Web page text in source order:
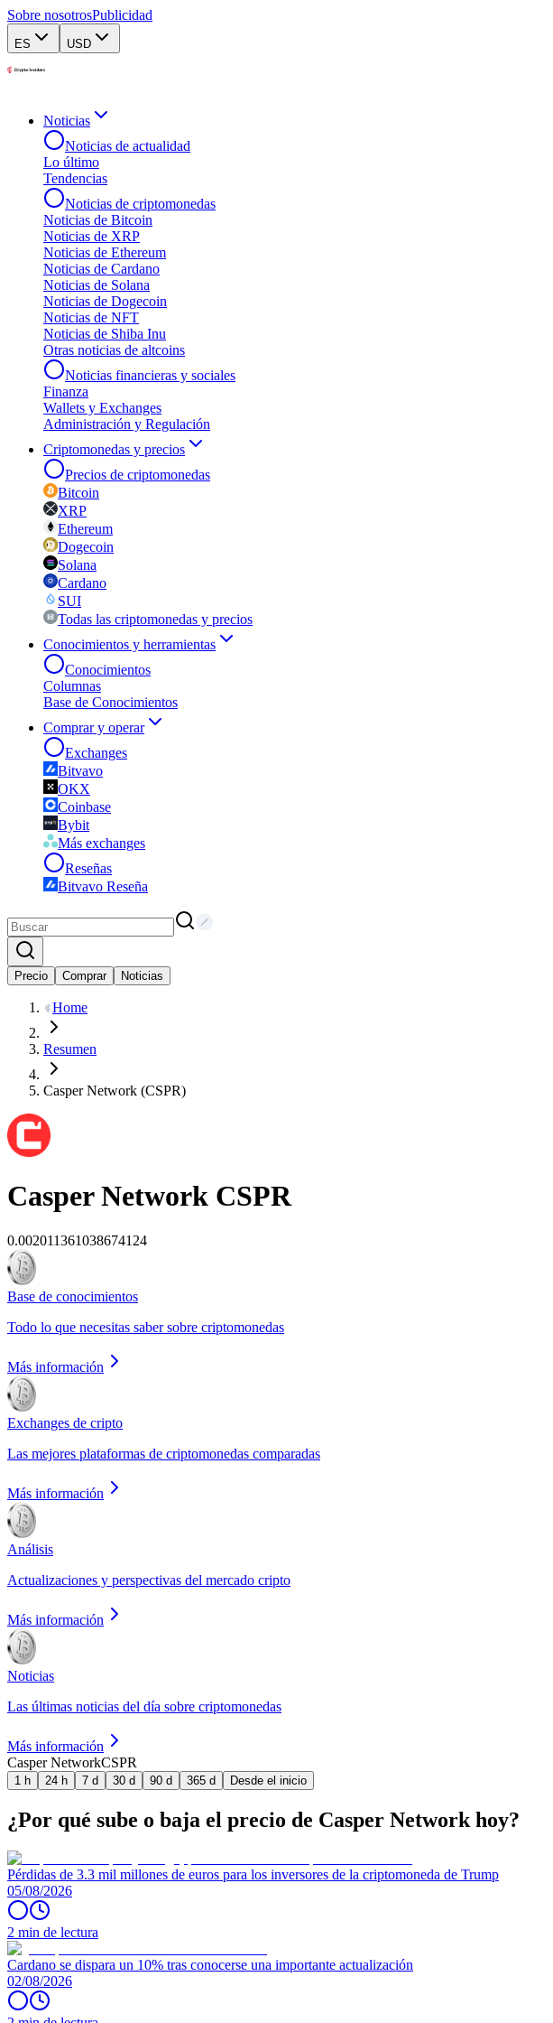
Sobre nosotrosPublicidad
ES USD
Noticias
Noticias de actualidad
Lo último
Tendencias
Noticias de criptomonedas
Noticias de Bitcoin
Noticias de XRP
Noticias de Ethereum
Noticias de Cardano
Noticias de Solana
Noticias de Dogecoin
Noticias de NFT
Noticias de Shiba Inu
Otras noticias de altcoins
Noticias financieras y sociales
Finanza
Wallets y Exchanges
Administración y Regulación
Criptomonedas y precios
Precios de criptomonedas
Bitcoin
XRP
Ethereum
Dogecoin
Solana
Cardano
SUI
Todas las criptomonedas y precios
Conocimientos y herramientas
Conocimientos
Columnas
Base de Conocimientos
Comprar y operar
Exchanges
Bitvavo
OKX
Coinbase
Bybit
Más exchanges
Reseñas
Bitvavo Reseña
Precio Comprar Noticias
Home
Resumen
Casper Network (CSPR)
Casper Network CSPR
0.002011361038674124
Base de conocimientos
Todo lo que necesitas saber sobre criptomonedas
Más información
Exchanges de cripto
Las mejores plataformas de criptomonedas comparadas
Más información
Análisis
Actualizaciones y perspectivas del mercado cripto
Más información
Noticias
Las últimas noticias del día sobre criptomonedas
Más información
Casper NetworkCSPR
1 h 24 h 7 d 30 d 90 d 365 d Desde el inicio
¿Por qué sube o baja el precio de Casper Network hoy?
Pérdidas de 3.3 mil millones de euros para los inversores de la criptomoneda de Trump
05/08/2026
2 min de lectura
Cardano se dispara un 10% tras conocerse una importante actualización
02/08/2026